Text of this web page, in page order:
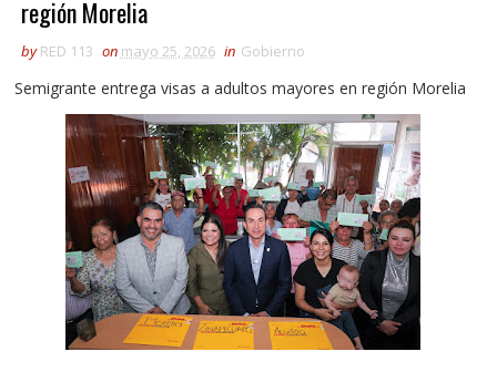
región Morelia
by RED 113 on mayo 25, 2026 in Gobierno
Semigrante entrega visas a adultos mayores en región Morelia